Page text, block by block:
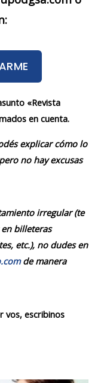
«Revista
en cuenta.
explicar cómo lo
no hay excusas
irregular (te
billeteras
etc.), no dudes en
de manera
vos, escribinos